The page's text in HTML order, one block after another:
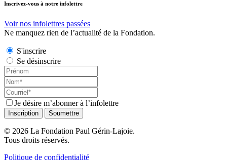
Inscrivez-vous à notre infolettre
Voir nos infolettres passées
Ne manquez rien de l’actualité de la Fondation.
S'inscrire
Se désinscrire
Je désire m’abonner à l’infolettre
© 2026 La Fondation Paul Gérin-Lajoie.
Tous droits réservés.
Politique de confidentialité